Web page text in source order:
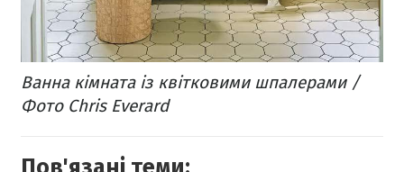
Ванна кімната із квітковими шпалерами /
Фото Chris Everard